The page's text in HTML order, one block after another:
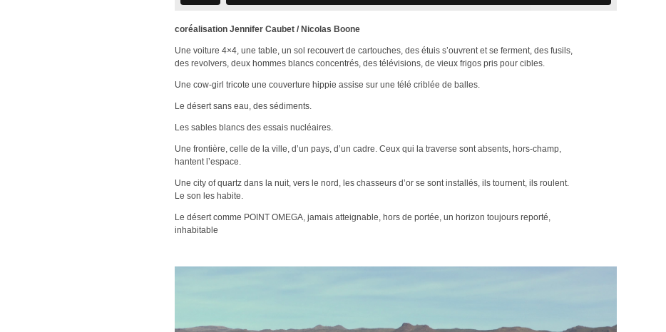
coréalisation Jennifer Caubet / Nicolas Boone
Une voiture 4×4, une table, un sol recouvert de cartouches, des étuis s’ouvrent et se ferment, des fusils,
des revolvers, deux hommes blancs concentrés, des télévisions, de vieux frigos pris pour cibles.
Une cow-girl tricote une couverture hippie assise sur une télé criblée de balles.
Le désert sans eau, des sédiments.
Les sables blancs des essais nucléaires.
Une frontière, celle de la ville, d’un pays, d’un cadre. Ceux qui la traverse sont absents, hors-champ,
hantent l’espace.
Une city of quartz dans la nuit, vers le nord, les chasseurs d’or se sont installés, ils tournent, ils roulent.
Le son les habite.
Le désert comme POINT OMEGA, jamais atteignable, hors de portée, un horizon toujours reporté,
inhabitable